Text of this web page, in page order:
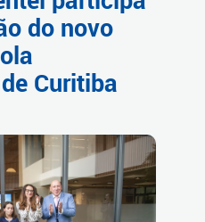
do novo
Curitiba